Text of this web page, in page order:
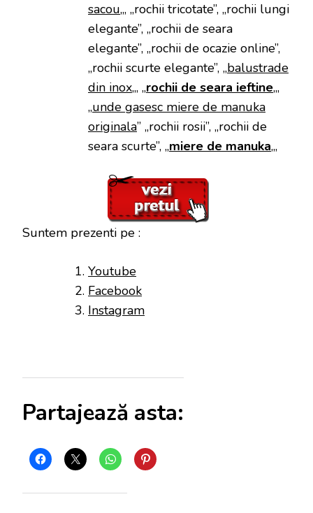
sacou„, „rochii tricotate”, „rochii lungi
elegante”, „rochii de seara
elegante”, „rochii de ocazie online”,
„rochii scurte elegante”, „balustrade
din inox„, „rochii de seara ieftine„,
„unde gasesc miere de manuka
originala” „rochii rosii”, „rochii de
seara scurte”, „miere de manuka„,
Suntem prezenti pe :
Youtube
Facebook
Instagram
Partajează asta: